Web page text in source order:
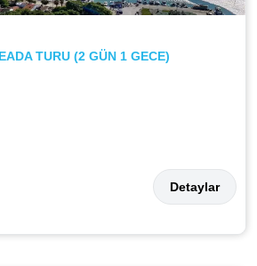
TURU (2 GÜN 1 GECE)
Detaylar